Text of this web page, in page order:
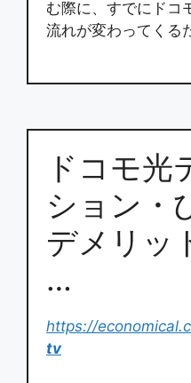
む際に、すでにドコ
流れが変わってくる
ドコモ光
ション・
デメリッ
…
https://
tv